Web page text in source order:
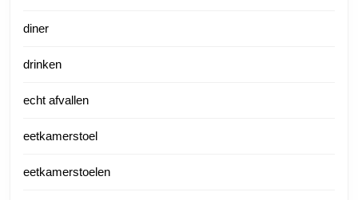
diner
drinken
echt afvallen
eetkamerstoel
eetkamerstoelen